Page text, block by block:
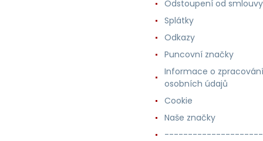
Odstoupení od smlouvy
Splátky
Odkazy
Puncovní značky
Informace o zpracování
osobních údajů
Cookie
Naše značky